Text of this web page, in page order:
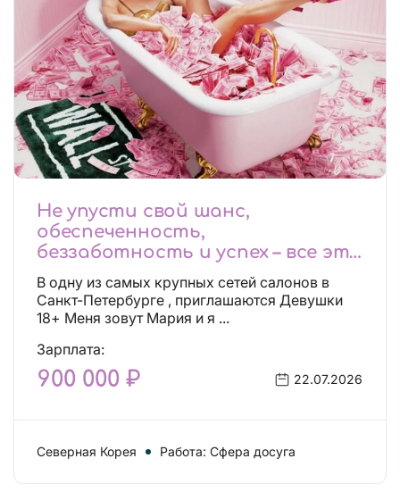
Не упусти свой шанс,
обеспеченность,
беззаботность и успех – все это
будет уже завтра, поспеши!
Лучшие условия!
В одну из самых крупных сетей салонов в
Санкт-Петербурге , приглашаются Девушки
18+ Меня зовут Мария и я ...
Зарплата:
900 000 ₽ 22.07.2026
Северная Корея Работа: Сфера досуга